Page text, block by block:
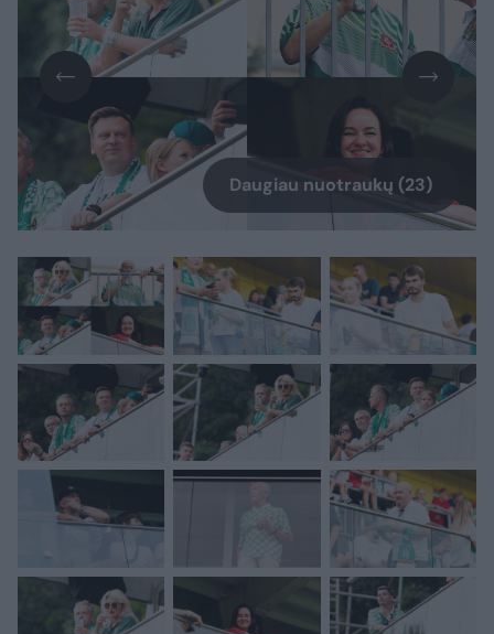
Daugiau nuotraukų (23)